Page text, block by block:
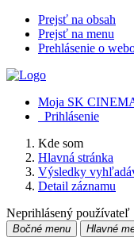
Prejsť na obsah
Prejsť na menu
Prehlásenie o
Moja SK
Prihlásenie
Kde som
Hlavná stránka
Výsledky
Detail záznamu
Neprihlásený používateľ
Bočné menu Hlavné